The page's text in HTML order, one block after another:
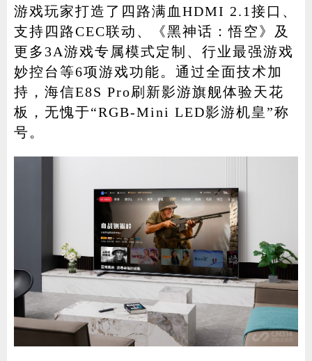
游戏玩家打造了四路满血HDMI 2.1接口、
支持四路CEC联动、《黑神话：悟空》及
更多3A游戏专属模式定制、行业最强游戏
妙控台等6项游戏功能。通过全面技术加
持，海信E8S Pro刷新影游旗舰体验天花
板，无愧于“RGB-Mini LED影游机皇”称
号。